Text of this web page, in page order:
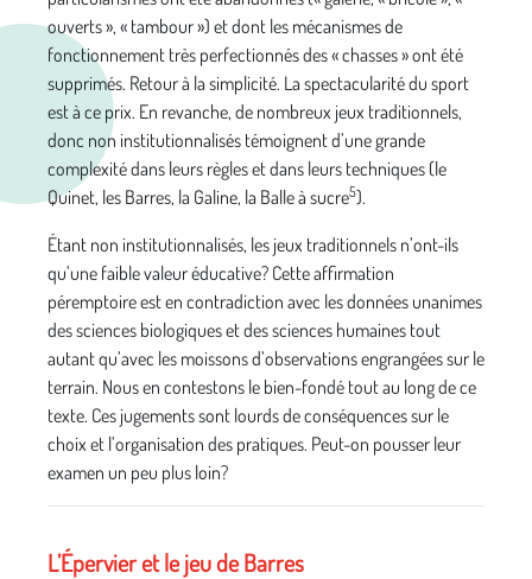
ouverts », « tambour ») et dont les mécanismes de
fonctionnement très perfectionnés des « chasses » ont été
supprimés. Retour à la simplicité. La spectacularité du sport
est à ce prix. En revanche, de nombreux jeux traditionnels,
donc non institutionnalisés témoignent d’une grande
complexité dans leurs règles et dans leurs techniques (le
Quinet, les Barres, la Galine, la Balle à sucre5).
Étant non institutionnalisés, les jeux traditionnels n’ont-ils
qu’une faible valeur éducative? Cette affirmation
péremptoire est en contradiction avec les données unanimes
des sciences biologiques et des sciences humaines tout
autant qu’avec les moissons d’observations engrangées sur le
terrain. Nous en contestons le bien-fondé tout au long de ce
texte. Ces jugements sont lourds de conséquences sur le
choix et l’organisation des pratiques. Peut-on pousser leur
examen un peu plus loin?
L’Épervier et le jeu de Barres